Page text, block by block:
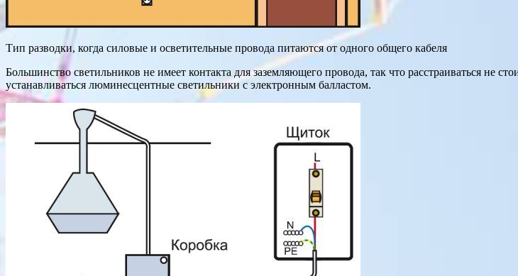
Тип разводки, когда силовые и осветительные провода питаются от одного общего кабеля
Большинство светильников не имеет контакта для заземляющего провода, так что расстраиваться не
устанавливаться люминесцентные светильники с электронным балластом.